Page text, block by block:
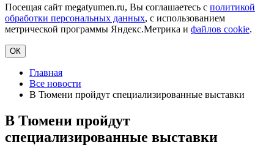
Посещая сайт megatyumen.ru, Вы соглашаетесь с политикой
обработки персональных данных, с использованием
метрической программы Яндекс.Метрика и файлов cookie.
ОК
Главная
Все новости
В Тюмени пройдут специализированные выставки
В Тюмени пройдут
специализированные выставки